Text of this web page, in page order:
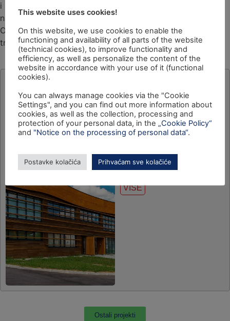
i uspostava učinkovitijeg sustava upravljanja i poslovanja
navedene ustanove. Projekt se provodi u okviru
Operativnog programa \”Regionalna konkurentnost\” i
trajat će 24 mjeseca.
Panonski drvni centar
VIŠE
Ostali projekti
This website uses cookies!
On this website, we use cookies to enable the
functioning and availability of all parts of the website
(technical cookies), to improve functionality and
efficiency, as well as personalize the content of the
website in accordance with your use of it (functional
cookies).
You can always manage cookies via the "Cookie
Settings", and you can find out more information about
cookies, as well as the collection, processing and
protection of your personal data, in the „Cookie Policy“
and "Notice on the processing of personal data“.
Postavke kolačića Prihvaćam sve kolačiće